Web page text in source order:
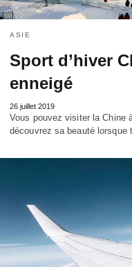
ASIE
Sport d’hiver
enneigé
26 juillet 2019
Vous pouvez visiter la Chine
découvrez sa beauté lorsque